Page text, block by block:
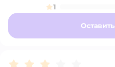
1
Рейтинг:3